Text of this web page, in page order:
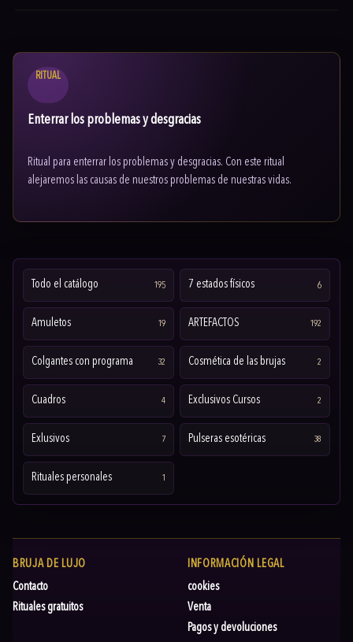
Todo el catálogo 195 7 estados físicos 6
Amuletos 19 ARTEFACTOS 192
Colgantes con programa 32 Cosmética de las brujas 2
Cuadros 4 Exclusivos Cursos 2
Exlusivos 7 Pulseras esotéricas 38
Rituales personales 1
RITUAL
Enterrar los problemas y desgracias
Ritual para enterrar los problemas y desgracias. Con este ritual
alejaremos las causas de nuestros problemas de nuestras vidas.
BRUJA DE LUJO
Contacto
Rituales gratuitos
INFORMACIÓN LEGAL
cookies
Venta
Pagos y devoluciones